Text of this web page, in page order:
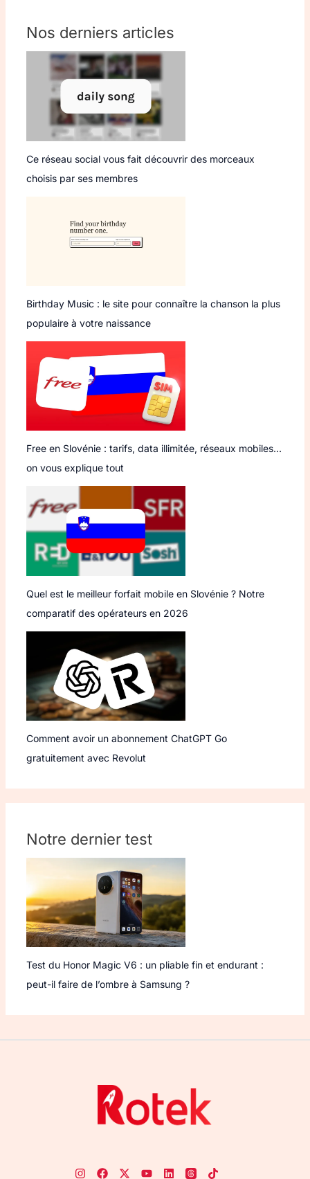
Nos derniers articles
Ce réseau social vous fait découvrir des morceaux
choisis par ses membres
Birthday Music : le site pour connaître la chanson la plus
populaire à votre naissance
Free en Slovénie : tarifs, data illimitée, réseaux mobiles…
on vous explique tout
Quel est le meilleur forfait mobile en Slovénie ? Notre
comparatif des opérateurs en 2026
Comment avoir un abonnement ChatGPT Go
gratuitement avec Revolut
Notre dernier test
Test du Honor Magic V6 : un pliable fin et endurant :
peut-il faire de l’ombre à Samsung ?